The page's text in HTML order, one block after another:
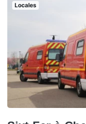
Locales